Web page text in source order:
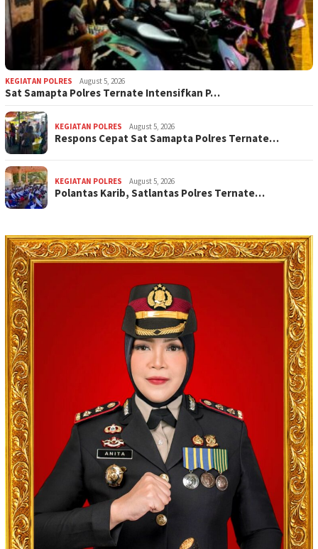
KEGIATAN POLRES August 5, 2026
Sat Samapta Polres Ternate Intensifkan P…
KEGIATAN POLRES August 5, 2026
Respons Cepat Sat Samapta Polres Ternate…
KEGIATAN POLRES August 5, 2026
Polantas Karib, Satlantas Polres Ternate…